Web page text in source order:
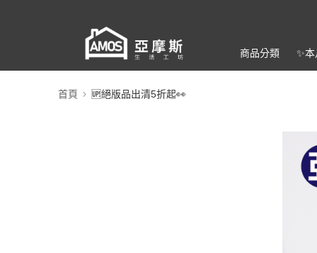
商品分類 ✨
首頁 🆙絕版品出清5折起👀